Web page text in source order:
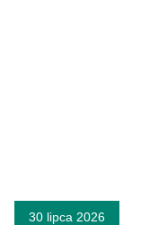
30 lipca 2026